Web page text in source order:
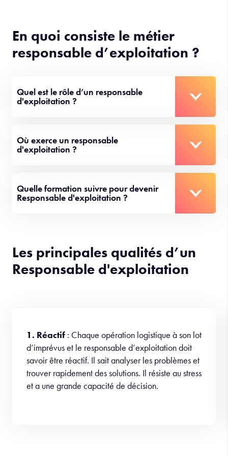
En quoi consiste le métier
responsable d’exploitation ?
Quel est le rôle d’un responsable
d'exploitation ?
Où exerce un responsable
d'exploitation ?
Quelle formation suivre pour devenir
Responsable d'exploitation ?
Les principales qualités d’un
Responsable d'exploitation
1. Réactif : Chaque opération logistique à son lot
d’imprévus et le responsable d’exploitation doit
savoir être réactif. Il sait analyser les problèmes et
trouver rapidement des solutions. Il résiste au stress
et a une grande capacité de décision.